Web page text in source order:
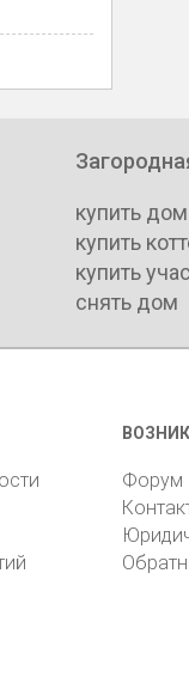
купить дом
купить
купить
снять дом
Форум